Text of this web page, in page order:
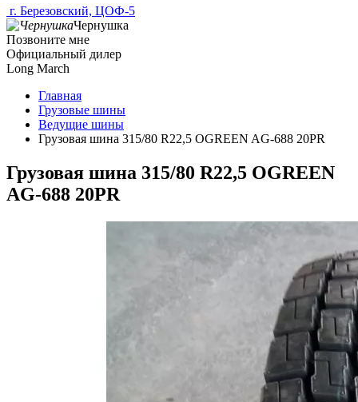
г. Березовский, ЦОФ-5
Чернушка
Позвоните мне
Официальный дилер
Long March
Главная
Грузовые шины
Ведущие шины
Грузовая шина 315/80 R22,5 OGREEN AG-688 20PR
Грузовая шина 315/80 R22,5 OGREEN
AG-688 20PR